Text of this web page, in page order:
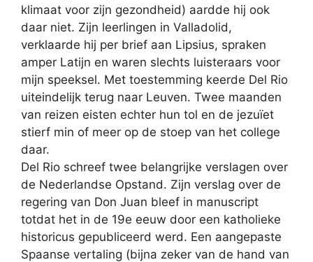
klimaat voor zijn gezondheid) aardde hij ook
daar niet. Zijn leerlingen in Valladolid,
verklaarde hij per brief aan Lipsius, spraken
amper Latijn en waren slechts luisteraars voor
mijn speeksel. Met toestemming keerde Del Rio
uiteindelijk terug naar Leuven. Twee maanden
van reizen eisten echter hun tol en de jezuïet
stierf min of meer op de stoep van het college
daar.
Del Rio schreef twee belangrijke verslagen over
de Nederlandse Opstand. Zijn verslag over de
regering van Don Juan bleef in manuscript
totdat het in de 19e eeuw door een katholieke
historicus gepubliceerd werd. Een aangepaste
Spaanse vertaling (bijna zeker van de hand van